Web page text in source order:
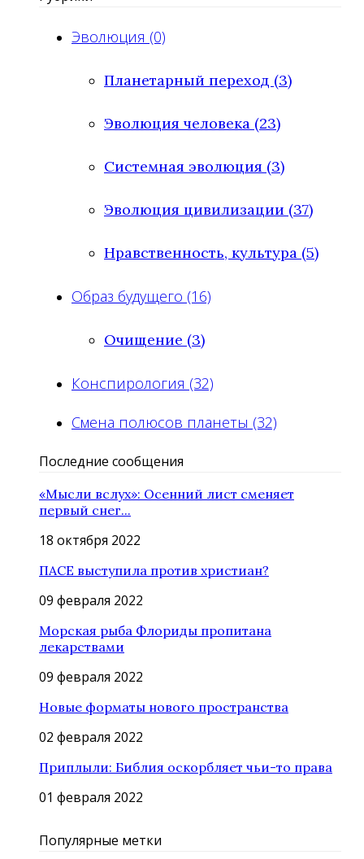
Эволюция (0)
Планетарный переход (3)
Эволюция человека (23)
Системная эволюция (3)
Эволюция цивилизации (37)
Нравственность, культура (5)
Образ будущего (16)
Очищение (3)
Конспирология (32)
Смена полюсов планеты (32)
Последние сообщения
«Мысли вслух»: Осенний лист сменяет
первый снег...
18 октября 2022
ПАСЕ выступила против христиан?
09 февраля 2022
Морская рыба Флориды пропитана
лекарствами
09 февраля 2022
Новые форматы нового пространства
02 февраля 2022
Приплыли: Библия оскорбляет чьи-то права
01 февраля 2022
Популярные метки